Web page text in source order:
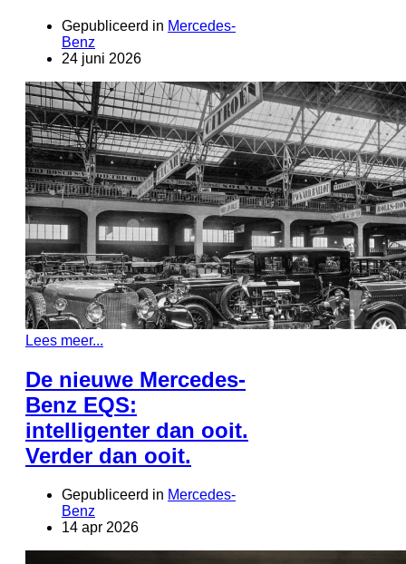
Gepubliceerd in Mercedes-
Benz
24 juni 2026
Lees meer...
De nieuwe Mercedes-
Benz EQS:
intelligenter dan ooit.
Verder dan ooit.
Gepubliceerd in Mercedes-
Benz
14 apr 2026